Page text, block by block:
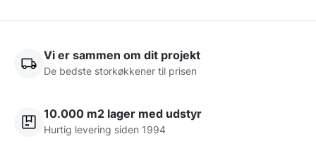
Vi er sammen om dit projekt
De bedste storkøkkener til prisen
10.000 m2 lager med udstyr
Hurtig levering siden 1994